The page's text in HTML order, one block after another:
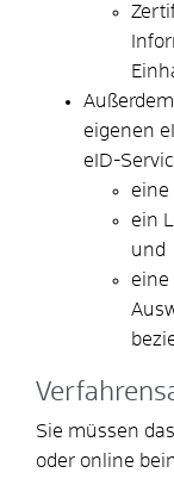
eigenen
eID-
eine
ein
und
eine
Sie müssen
oder online